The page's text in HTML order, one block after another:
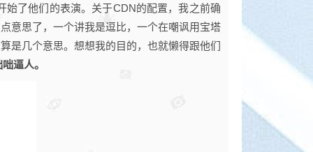
了他们的表演。关于CDN的配置，我之前确
意思了，一个讲我是逗比，一个在嘲讽用宝塔
是几个意思。想想我的目的，也就懒得跟他们
逼人。